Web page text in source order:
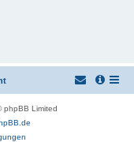
phpBB Limited